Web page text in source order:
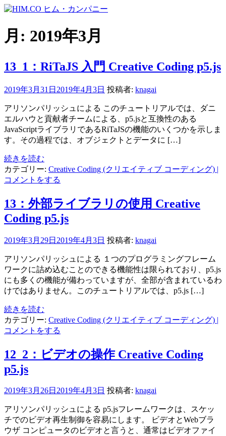
コ
テ
ン
へ
ス
ッ
プ
月: 2019年3月
13_1：RiTaJS 入門 Creative Coding p5.js
2019年3月31日 2019年4月3日 投稿者: knagai
アリソンパリッシュによる このチュートリアルでは、ダニ
エルハウと貢献者チームによる、p5.jsと互換性のある
JavaScriptライブラリであるRiTaJSの機能のいくつかを示しま
す。その過程では、オブジェクトとデータに […]
続きを読む
カテゴリー: Creative Coding (クリエイティブ コーディング) |
コメントをする
13：外部ライブラリの使用 Creative
Coding p5.js
2019年3月29日 2019年4月3日 投稿者: knagai
アリソンパリッシュによる １つのプログラミングフレーム
ワークに詰め込むことのできる機能性は限られており、p5.js
にも多くの機能が備わっていますが、全部が含まれているわ
けではありません。このチュートリアルでは、p5.js […]
続きを読む
カテゴリー: Creative Coding (クリエイティブ コーディング) |
コメントをする
12_2：ビデオの操作 Creative Coding
p5.js
2019年3月26日 2019年4月3日 投稿者: knagai
アリソンパリッシュによる p5.jsフレームワークは、スケッ
チでのビデオ再生制御を容易にします。 ビデオとWebブラ
ウザ コンピュータのビデオと言うと、通常はビデオファイ